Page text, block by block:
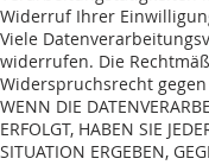
Widerruf Ihrer
Viele
widerrufen. Die
Widerspruchsrecht
WENN DIE
ERFOLGT, HABEN SIE
SITUATION ERGEBEN,